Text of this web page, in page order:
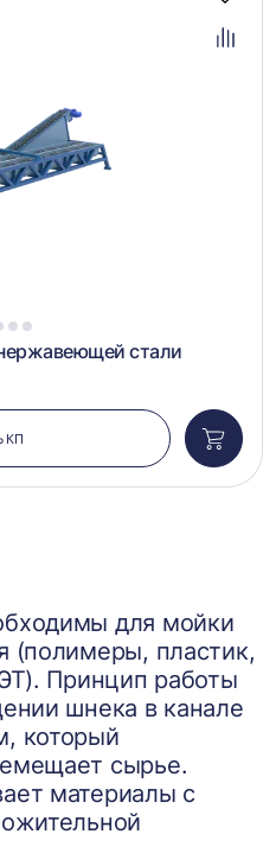
4 5
стали
КП
в
для мойки
(полимеры, пластик,
Принцип работы
шнека в канале
который
сырье.
материалы с